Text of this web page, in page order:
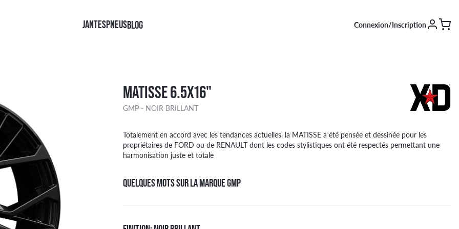
JANTES
RACING
FINITIONS
NOIR BRILLANT
NOIR FACE POLIE
Face polie Noir
ARGENT
Brillant Noir
PNEUS
TYPE
4X4
CAMIONNETTE
BLOG Connexion/Inscription
MATISSE 6.5X16"
GMP - NOIR BRILLANT
Totalement en accord avec les tendances actuelles, la MATISSE a été pensée et dessinée pour les
propriétaires de FORD ou de RENAULT dont les codes stylistiques ont été respectés permettant une
harmonisation juste et totale
QUELQUES MOTS SUR LA MARQUE GMP